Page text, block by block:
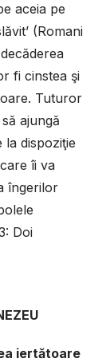
aceia pe
(Romani
fi cinstea şi
Tuturor
ajungă
la dispoziţie
îi va
îngerilor
Doi
iertătoare